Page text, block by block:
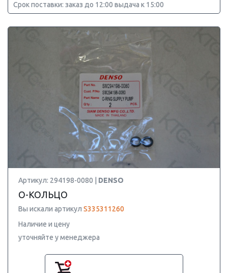
Срок поставки: заказ до 12:00 выдача к 15:00
Артикул: 294198-0080 | DENSO
О-КОЛЬЦО
Вы искали артикул S335311260
Наличие и цену
уточняйте у менеджера